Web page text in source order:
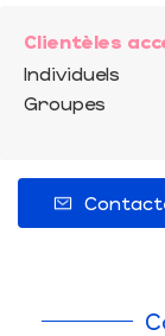
Clientèles
Individuels
Groupes